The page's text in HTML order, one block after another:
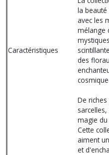
Caractéristiques
la
avec les
mélange
des
De
magie du
Cette
aiment
et